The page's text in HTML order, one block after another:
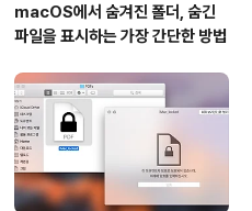
macOS에서 숨겨진 폴더, 숨긴
파일을 표시하는 가장 간단한 방법